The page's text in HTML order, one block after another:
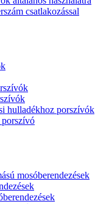
csatlakozással
hulladékhoz porszívók
porszívó
mosóberendezések